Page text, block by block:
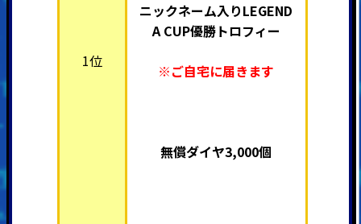
1位
ニックネーム入りLEGEND
A CUP優勝トロフィー
※ご自宅に届きます
無償ダイヤ3,000個